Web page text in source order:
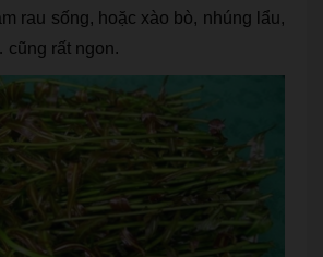
rau sống, hoặc xào bò, nhúng lẩu,
rất ngon.